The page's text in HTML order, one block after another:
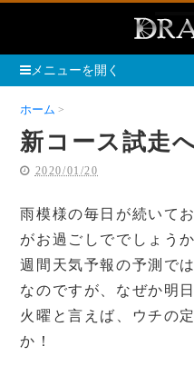
メニューを開く
ホーム
新コース試走
2020/01/20
雨模様の毎日が続いて
がお過ごしででしょうか
週間天気予報の予測で
なのですが、なぜか明
火曜と言えば、ウチの
か！